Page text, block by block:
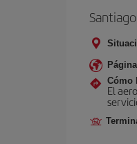
Santiago
Cómo
El